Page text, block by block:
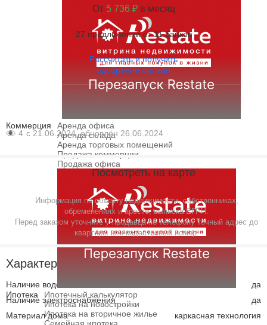
Коммерция
Аренда офиса
Аренда склада
Аренда торговых помещений
Продажа коммерции
Продажа офиса
Ипотека
Ипотечный калькулятор
Ипотека на новостройки
Ипотека на вторичное жилье
От 5 736 ₽в месяц
27 предложений от 11 банков
Рассчитать и получить
одобрение онлайн
4 с 21.06.2024, обновлён 26.06.2024
Посмотреть на карте
Информация по объекту недвижимости, собственниках,
обременениях и аресте, выписка ЕГРН.
Перед заказом уточните у продавца по телефону точный адрес до
квартиры или кадастровый номер.
Характеристики
Наличие водоснабжения
да
Наличие электроснабжения
да
Материал дома
каркасная технология